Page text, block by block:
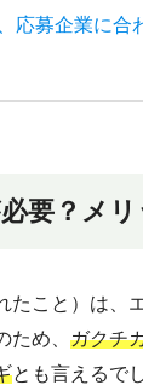
応募企業に
要？メリ
たこと）は、
め、 ガクチ
とも言えるで